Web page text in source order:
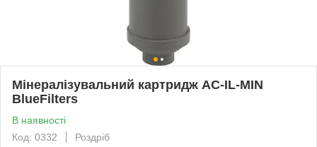
Мінералізувальний картридж AC-IL-MIN
BlueFilters
В наявності
Код: 0332
Роздріб